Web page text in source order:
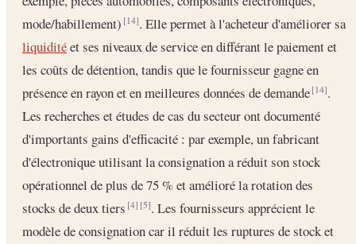
mode/habillement)[14]. Elle permet à l'acheteur d'améliorer sa
liquiditéet ses niveaux de service en différant le paiement et
les coûts de détention, tandis que le fournisseur gagne en
présence en rayon et en meilleures données de demande[14].
Les recherches et études de cas du secteur ont documenté
d'importants gains d'efficacité : par exemple, un fabricant
d'électronique utilisant la consignation a réduit son stock
opérationnel de plus de 75 % et amélioré la rotation des
stocks de deux tiers[4] [5]. Les fournisseurs apprécient le
modèle de consignation car il réduit les ruptures de stock et